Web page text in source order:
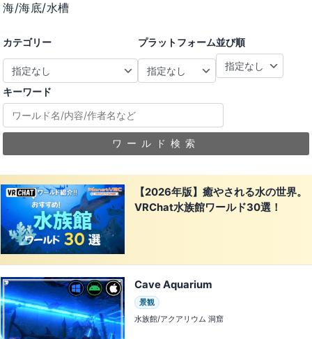
海/海底/水槽
カテゴリー プラットフォーム並び順
キーワード
ワールド検索
【2026年版】癒やされる水の世界。
VRChat水族館ワールド30選！
Cave Aquarium
景観
水族館/アクアリウム 洞窟